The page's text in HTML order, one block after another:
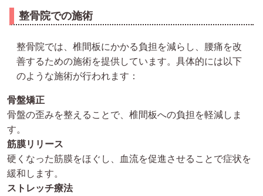
整骨院での施術
整骨院では、椎間板にかかる負担を減らし、腰痛を改
善するための施術を提供しています。具体的には以下
のような施術が行われます：
骨盤矯正
骨盤の歪みを整えることで、椎間板への負担を軽減しま
す。
筋膜リリース
硬くなった筋膜をほぐし、血流を促進させることで症状を
緩和します。
ストレッチ療法